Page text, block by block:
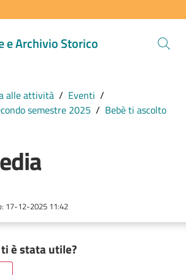
e Archivio Storico
alle attività / Eventi /
semestre 2025 / Bebè ti ascolto
: 17-12-2025 11:42
è stata utile?